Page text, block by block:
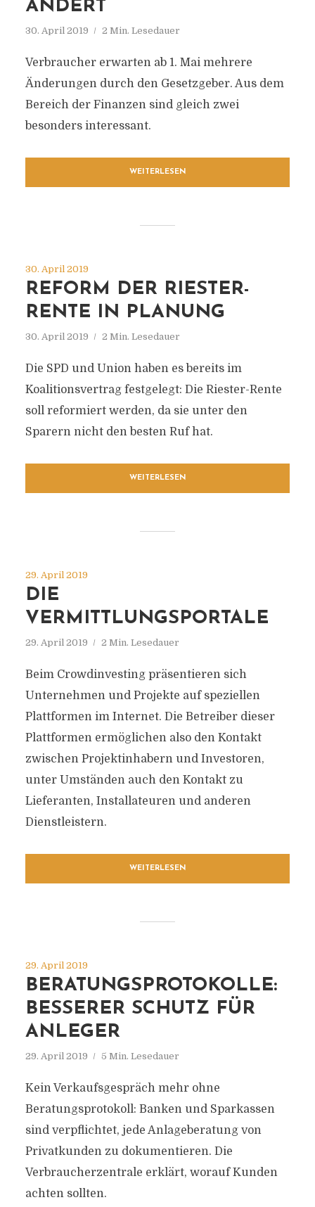
ÄNDERT
30. April 2019 2 Min. Lesedauer
Verbraucher erwarten ab 1. Mai mehrere
Änderungen durch den Gesetzgeber. Aus dem
Bereich der Finanzen sind gleich zwei
besonders interessant.
WEITERLESEN
30. April 2019
REFORM DER RIESTER-
RENTE IN PLANUNG
30. April 2019 2 Min. Lesedauer
Die SPD und Union haben es bereits im
Koalitionsvertrag festgelegt: Die Riester-Rente
soll reformiert werden, da sie unter den
Sparern nicht den besten Ruf hat.
WEITERLESEN
29. April 2019
DIE
VERMITTLUNGSPORTALE
29. April 2019 2 Min. Lesedauer
Beim Crowdinvesting präsentieren sich
Unternehmen und Projekte auf speziellen
Plattformen im Internet. Die Betreiber dieser
Plattformen ermöglichen also den Kontakt
zwischen Projektinhabern und Investoren,
unter Umständen auch den Kontakt zu
Lieferanten, Installateuren und anderen
Dienstleistern.
WEITERLESEN
29. April 2019
BERATUNGSPROTOKOLLE:
BESSERER SCHUTZ FÜR
ANLEGER
29. April 2019 5 Min. Lesedauer
Kein Verkaufsgespräch mehr ohne
Beratungsprotokoll: Banken und Sparkassen
sind verpflichtet, jede Anlageberatung von
Privatkunden zu dokumentieren. Die
Verbraucherzentrale erklärt, worauf Kunden
achten sollten.